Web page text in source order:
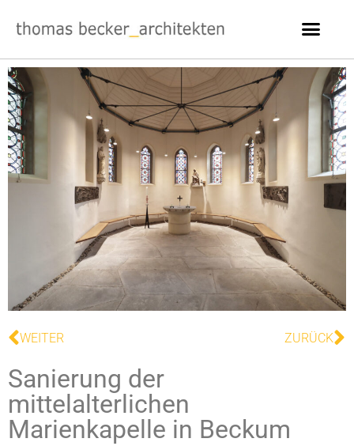
WEITER ZURÜCK
Sanierung der
mittelalterlichen
Marienkapelle in Beckum